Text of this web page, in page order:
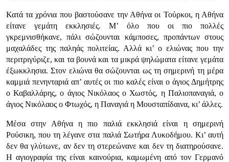
Κατά τα χρόνια που βαστούσανε την Αθήνα οι Τούρκοι, η Αθήνα
είτανε γεμάτη εκκλησιές. Μ’ όλο που οι πιο πολλές
γκρεμνισθήκανε, πάλι σώζουνται κάμποσες, προπάντων στους
μαχαλάδες της παληάς πολιτείας. Αλλά κι’ ο ελιώνας που την
περιτριγύριζε, και τα βουνά και τα μικρά ψηλώματα είτανε γεμάτα
έξωκκλησια. Στον ελιώνα θα σώζουνται ως τη σημερινή τη μέρα
καμμιά πενηνταριά απ’ αυτές οι πιο καλές είναι ο άγιος Δημήτρης
ο Καβαλλάρης, ο άγιος Νικόλαος ο Χωστός, η Παλιοπαναγιά, ο
άγιος Νικόλαος ο Φτωχός, η Παναγιά η Μουσταπίδαινα, κι’ άλλες.
Μέσα στην Αθήνα η πιο παλιά εκκλησιά είναι η σημερινή
Ρούσικη, που τη λέγανε στα παλιά Σωτήρα Λυκοδήμου. Κι’ αυτή
δεν θα γλύτωνε, αν δεν τη στερεώνανε και δεν τη διατηρούσανε.
Η αγιογραφία της είναι καινούρια, καμωμένη από τον Γερμανό